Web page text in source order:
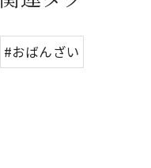
#おばんざい